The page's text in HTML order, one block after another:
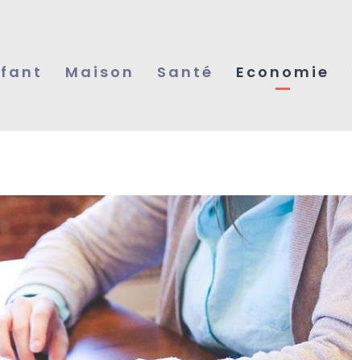
Maison Santé Economie